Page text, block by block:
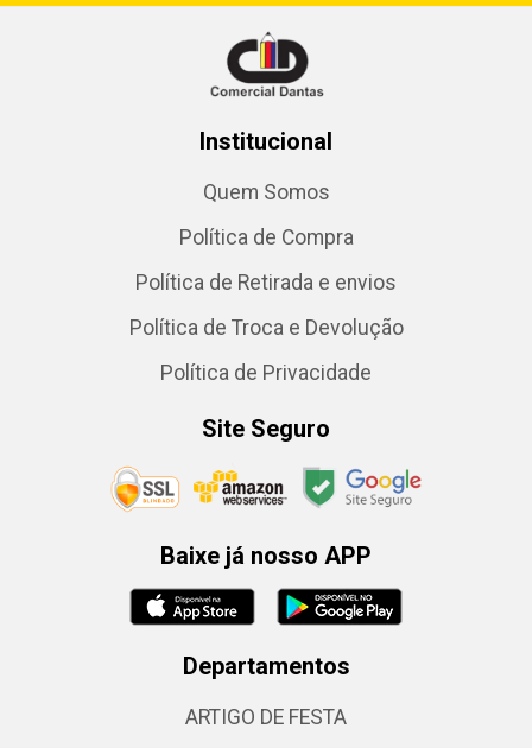
Institucional
Quem Somos
Política de Compra
Política de Retirada e envios
Política de Troca e Devolução
Política de Privacidade
Site Seguro
Baixe já nosso APP
Departamentos
ARTIGO DE FESTA